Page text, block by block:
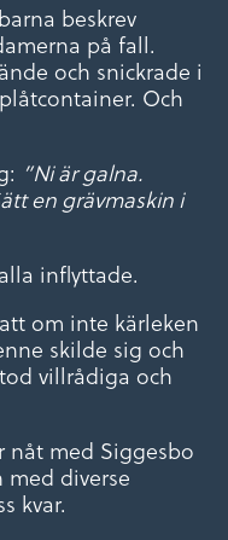
beskrev
på fall.
och snickrade i
Och
”Ni är galna.
en grävmaskin i
inflyttade.
om inte kärleken
skilde sig och
villrådiga och
med Siggesbo
med diverse
kvar.